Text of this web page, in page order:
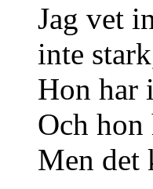
Jag vet
inte
Hon har
Och hon
Men det